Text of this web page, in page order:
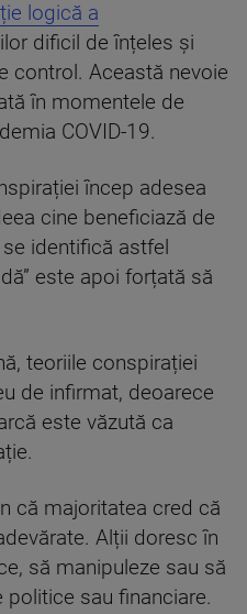
logică a
dificil de înțeles și
control. Această nevoie
în momentele de
COVID-19.
încep adesea
cine beneficiază de
identifică astfel
este apoi forțată să
teoriile conspirației
de infirmat, deoarece
este văzută ca
că majoritatea cred că
Alții doresc în
să manipuleze sau să
sau financiare.